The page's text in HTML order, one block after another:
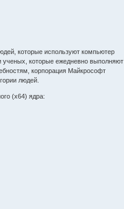
которые используют компьютер
ученых, которые ежедневно выполняют
корпорация Майкрософт
людей.
(x64) ядра: